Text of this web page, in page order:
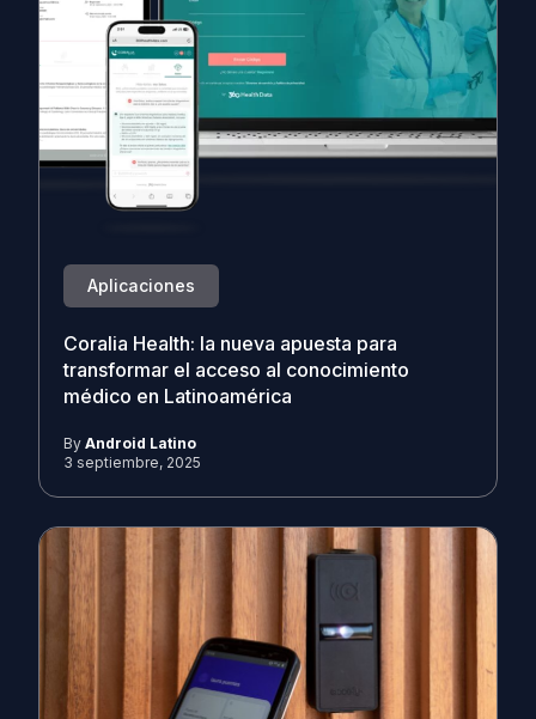
Aplicaciones
Coralia Health: la nueva apuesta para
transformar el acceso al conocimiento
médico en Latinoamérica
By Android Latino
3 septiembre, 2025